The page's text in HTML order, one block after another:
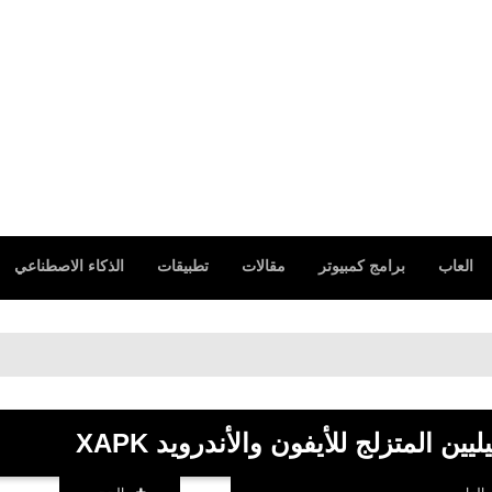
العاب برامج كمبيوتر مقالات تطبيقات الذكاء الاصطناعي